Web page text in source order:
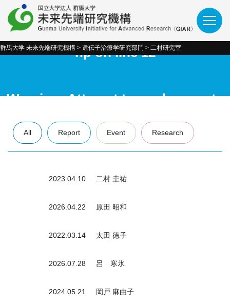
群馬大学 未来先端研究機構 > 遺伝子治療学研究部門 > 二村研究室
wpweb/wp-
content/themes/giar_theme/theme.p
hpon line12
Warning: Attempt to read property
"term_id" on null in
/home/.sites/site36/wwwroot/web/0_
hp
on line
All Report Event Research
2023.04.10 二村 圭祐
2026.04.22 原田 昭和
2022.03.14 太田 徳子
2026.07.28 呂 寒氷
2024.05.21 岡戸 麻由子